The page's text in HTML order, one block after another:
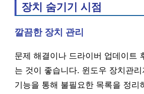
장치 숨기기 시점
깔끔한 장치 관리
문제 해결이나 드라이버 업데이트
는 것이 좋습니다. 윈도우 장치관리
기능을 통해 불필요한 목록을 정리